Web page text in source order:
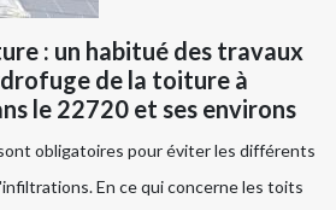
: un habitué des travaux
de la toiture à
le 22720 et ses environs
obligatoires pour éviter les différents
En ce qui concerne les toits